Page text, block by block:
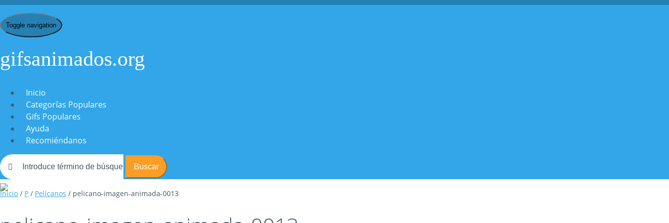
Toggle navigation
gifsanimados.org
Inicio
Categorías Populares
Gifs Populares
Ayuda
Recomiéndanos
Buscar
Inicio / P / Pelícanos / pelicano-imagen-animada-0013